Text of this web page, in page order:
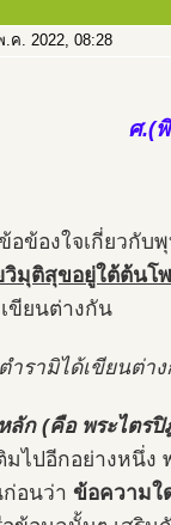
.ค. 2022, 08:28
ศ.(
อข้องใจเกี่ยวกั
วิมุติสุขอยู่ใต้ต้น
ขียนต่างกัน
ำรามิได้เขียนต่า
ลัก (คือ พระไตร
มไปอีกอย่างหนึ่ง
ก่อนว่า ข้อความใ